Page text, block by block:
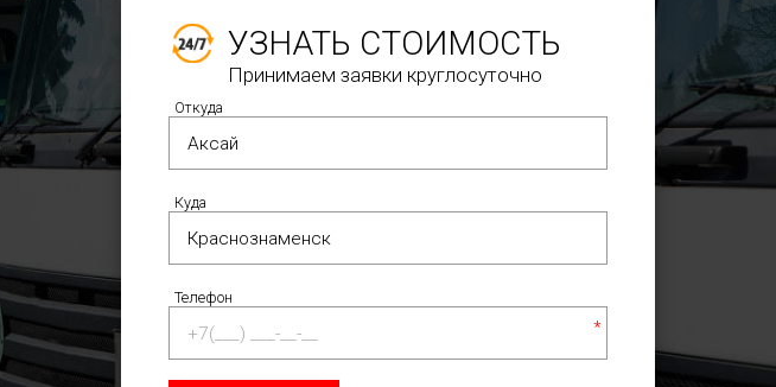
УЗНАТЬ СТОИМОСТЬ
Принимаем заявки круглосуточно
Откуда
Куда
Телефон
*